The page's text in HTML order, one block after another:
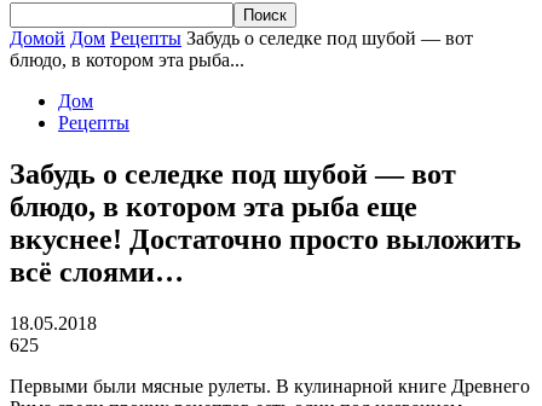
Домой Дом Рецепты Забудь о селедке под шубой — вот
блюдо, в котором эта рыба...
Дом
Рецепты
Забудь о селедке под шубой — вот
блюдо, в котором эта рыба еще
вкуснее! Достаточно просто выложить
всё слоями…
18.05.2018
625
Первыми были мясные рулеты. В кулинарной книге Древнего